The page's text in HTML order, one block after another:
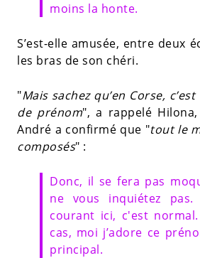
moins la honte.
S’est-elle amusée, entre deux
les bras de son chéri.
"Mais sachez qu’en Corse,
de prénom", a rappelé
André a confirmé que "tout le
composés" :
Donc, il se fera pas
ne vous inquiétez pas.
courant ici, c'est
cas, moi j’adore ce
principal.